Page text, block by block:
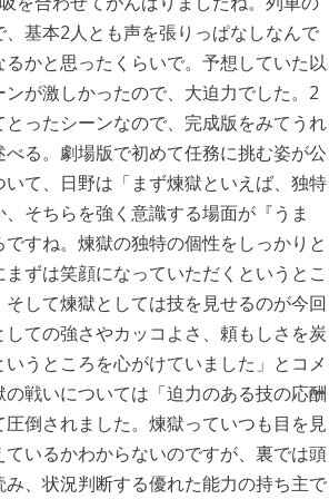
基本2人とも声を張りっぱなしなんで
かと思ったくらいで。予想していた以
が激しかったので、大迫力でした。2
とったシーンなので、完成版をみてうれ
べる。劇場版で初めて任務に挑む姿が公
て、日野は「まず煉獄といえば、独特
そちらを強く意識する場面が『うま
すね。煉獄の独特の個性をしっかりと
ずは笑顔になっていただくというとこ
して煉獄としては技を見せるのが今回
ての強さやカッコよさ、頼もしさを炭
うところを心がけていました」とコメ
の戦いについては「迫力のある技の応酬
倒されました。煉獄っていつも目を見
いるかわからないのですが、裏では頭
、状況判断する優れた能力の持ち主で